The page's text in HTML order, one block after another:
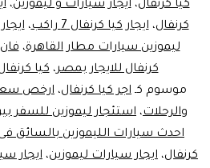
كيا كرنفال،ايجار سيارات و ليموزين،
كرنفال،ايجار كيا كرنفال 7 راكب ،
ليموزين سيارات مطار القاهرة،
كرنفال للايجار بمصر،كيا
موسوم كـ اجر كيا كرنفال، ارخص سعر
والرحلات، استئجار ليموزين للسفر
احدث سيارات الليموزين بالسائق
كرنفال، ايجار سيارات ليموزين، ايجار